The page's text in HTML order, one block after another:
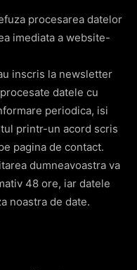
procesarea datelor
imediata a website-
inscris la newsletter
datele cu
periodica, isi
printr-un acord scris
pagina de contact.
dumneavoastra va
48 ore, iar datele
noastra de date.